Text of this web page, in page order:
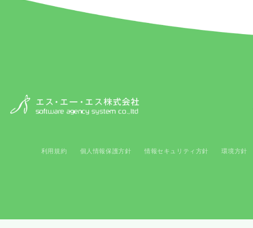
利用規約 個人情報保護方針 情報セキュリティ方針 環境方針